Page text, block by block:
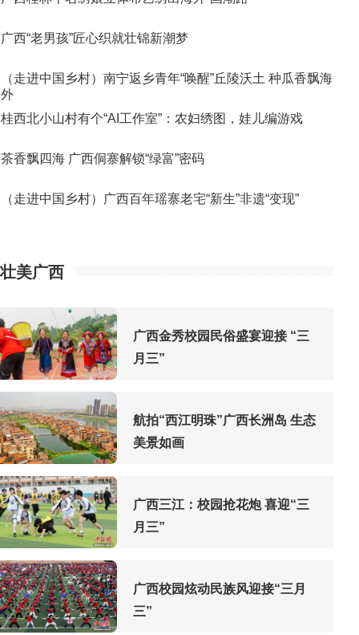
广西“老男孩”匠心织就壮锦新潮梦
（走进中国乡村）南宁返乡青年“唤醒”丘陵沃土 种瓜香飘海
外
桂西北小山村有个“AI工作室”：农妇绣图，娃儿编游戏
茶香飘四海 广西侗寨解锁“绿富”密码
（走进中国乡村）广西百年瑶寨老宅“新生”非遗“变现”
壮美广西
广西金秀校园民俗盛宴迎接 “三
月三”
航拍“西江明珠”广西长洲岛 生态
美景如画
广西三江：校园抢花炮 喜迎“三
月三”
广西校园炫动民族风迎接“三月
三”